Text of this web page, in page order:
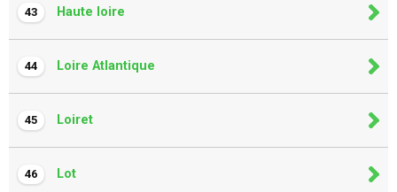
43 Haute loire
44 Loire Atlantique
45 Loiret
46 Lot